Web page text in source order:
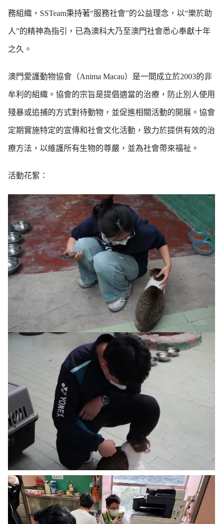
務組織，SSTeam秉持著“服務社會”的公益理念，以“樂於助
人”的精神為指引，已為澳科大乃至澳門社會悉心奉獻十年
之久。
澳門愛護動物協會（Anima Macau）是一間成立於2003的非
牟利的組織。協會的宗旨是提倡適當的治療，防止別人使用
殘暴或追捕的方式對待動物，並促進相關活動的開展。協會
定期實施特定的宣傳和社會文化活動，致力於提供有效的治
療方法，以維護所有生物的尊嚴，並為社會帶來福祉。
活動花絮：